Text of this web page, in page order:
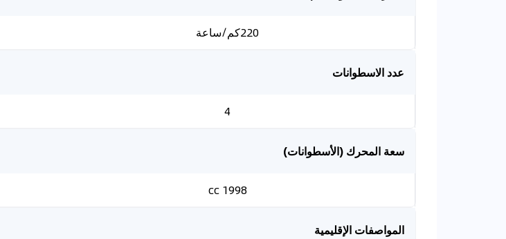
220كم/ساعة
عدد الاسطوانات
4
سعة المحرك (الأسطوانات)
1998 cc
المواصفات الإقليمية